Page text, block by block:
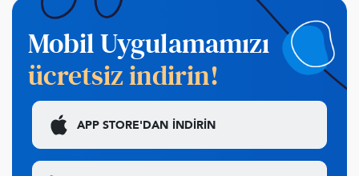
Mobil Uygulamamızı
ücretsiz indirin!
APP STORE'DAN İNDİRİN